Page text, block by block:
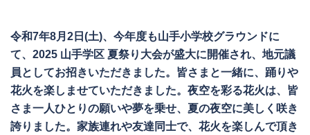
令和7年8月2日(土)、今年度も山手小学校グラウンドに
て、2025 山手学区 夏祭り大会が盛大に開催され、地元議
員としてお招きいただきました。皆さまと一緒に、踊りや
花火を楽しませていただきました。夜空を彩る花火は、皆
さま一人ひとりの願いや夢を乗せ、夏の夜空に美しく咲き
誇りました。家族連れや友達同士で、花火を楽しんで頂き